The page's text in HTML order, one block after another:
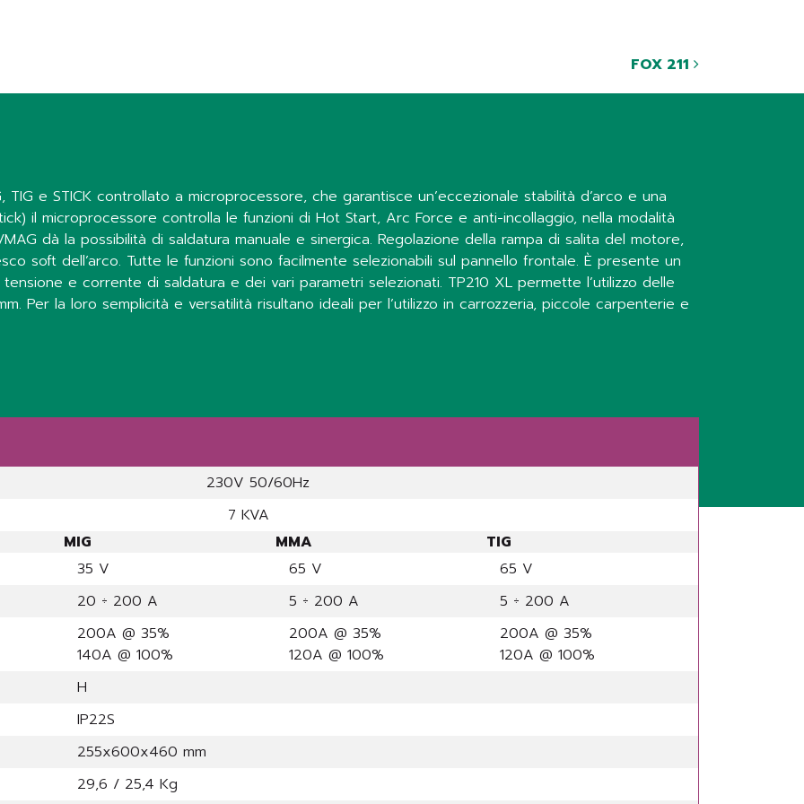
FOX 211
TIG e STICK controllato a microprocessore, che garantisce un’eccezionale stabilità d’arco e una
il microprocessore controlla le funzioni di Hot Start, Arc Force e anti-incollaggio, nella modalità
dà la possibilità di saldatura manuale e sinergica. Regolazione della rampa di salita del motore,
soft dell’arco. Tutte le funzioni sono facilmente selezionabili sul pannello frontale. È presente un
e corrente di saldatura e dei vari parametri selezionati. TP210 XL permette l’utilizzo delle
Per la loro semplicità e versatilità risultano ideali per l’utilizzo in carrozzeria, piccole carpenterie e
230V 50/60Hz
7 KVA
MIG
MMA
TIG
35 V
65 V
65 V
20 ÷ 200 A
5 ÷ 200 A
5 ÷ 200 A
200A @ 35%
140A @ 100%
200A @ 35%
120A @ 100%
200A @ 35%
120A @ 100%
H
IP22S
255x600x460 mm
29,6 / 25,4 Kg